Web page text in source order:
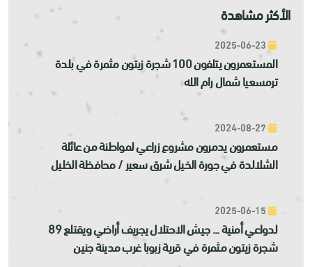
الأكثر مشاهدة
المستعمرون يتلفون 100 شجرة زيتون مثمرة في بلدة
ترمسعيا شمال رام الله
مستعمرون يدمرون مشروع زراعي لمواطنة من عائلة
الشلالدة في جورة الخيل شرق سعير / محافظة الخليل
لدواعي أمنية ... جيش الاحتلال يجريف أراضي ويقتلع 89
شجرة زيتون مثمرة في قرية زبوبا غرب مدينة جنين